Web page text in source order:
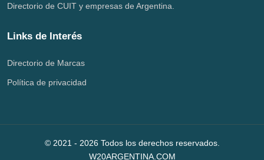
Directorio de CUIT y empresas de Argentina.
Links de Interés
Directorio de Marcas
Política de privacidad
© 2021 - 2026 Todos los derechos reservados.
W20ARGENTINA.COM